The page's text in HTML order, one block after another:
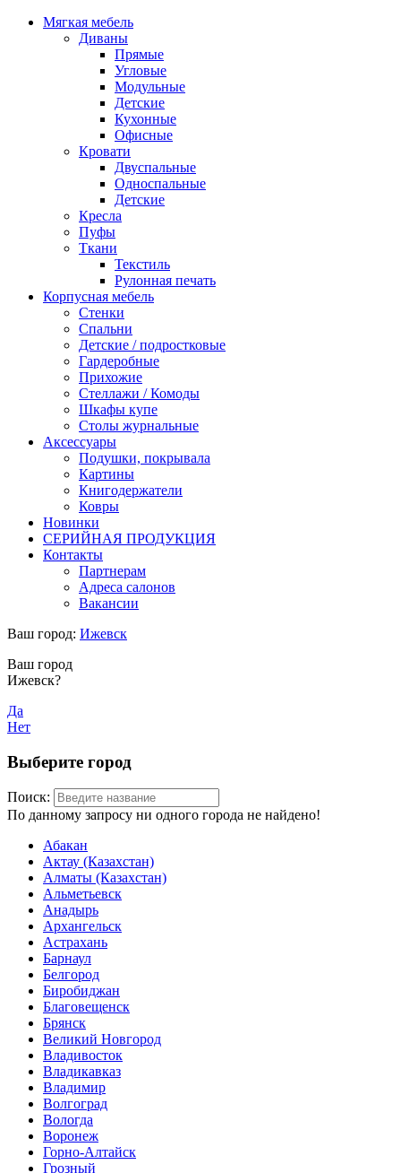
Мягкая мебель
Диваны
Прямые
Угловые
Модульные
Детские
Кухонные
Офисные
Кровати
Двуспальные
Односпальные
Детские
Кресла
Пуфы
Ткани
Текстиль
Рулонная печать
Корпусная мебель
Стенки
Спальни
Детские / подростковые
Гардеробные
Прихожие
Стеллажи / Комоды
Шкафы купе
Столы журнальные
Аксессуары
Подушки, покрывала
Картины
Книгодержатели
Ковры
Новинки
СЕРИЙНАЯ ПРОДУКЦИЯ
Контакты
Партнерам
Адреса салонов
Вакансии
Ваш город: Ижевск
Ваш город
Ижевск?
Да
Нет
Выберите город
Поиск:
По данному запросу ни одного города не найдено!
Абакан
Актау (Казахстан)
Алматы (Казахстан)
Альметьевск
Анадырь
Архангельск
Астрахань
Барнаул
Белгород
Биробиджан
Благовещенск
Брянск
Великий Новгород
Владивосток
Владикавказ
Владимир
Волгоград
Вологда
Воронеж
Горно-Алтайск
Грозный